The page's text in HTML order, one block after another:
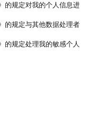
的规定对我的个人信息进
的规定与其他数据处理者
的规定处理我的敏感个人